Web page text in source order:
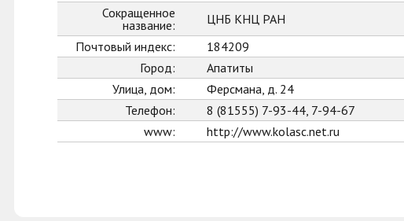
Сокращенное
название:
ЦНБ КНЦ РАН
Почтовый индекс:
184209
Город:
Апатиты
Улица, дом:
Ферсмана, д. 24
Телефон:
8 (81555) 7-93-44, 7-94-67
www:
http://www.kolasc.net.ru